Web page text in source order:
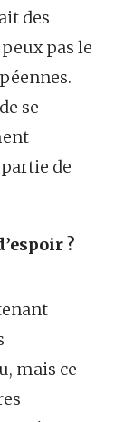
des
pas le
se
de
?
mais ce